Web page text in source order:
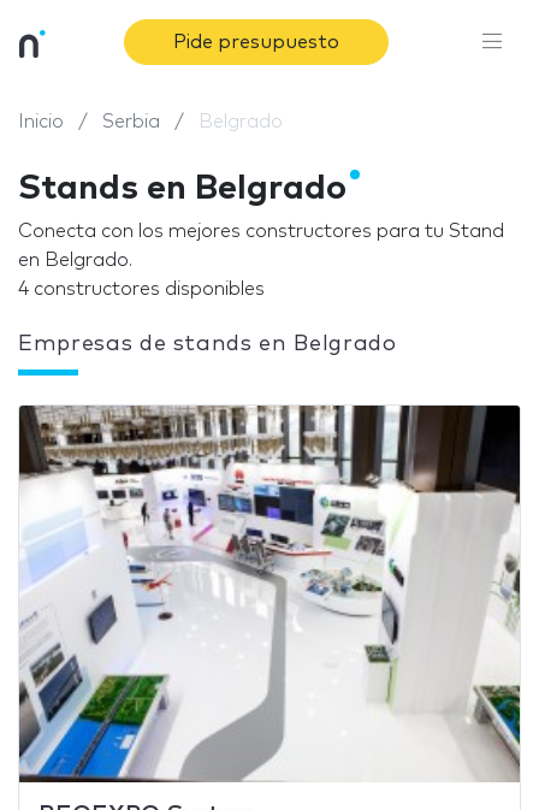
Pide presupuesto
Inicio Serbia Belgrado
Stands en Belgrado
Conecta con los mejores constructores para tu Stand
en Belgrado.
4 constructores disponibles
Empresas de stands en Belgrado